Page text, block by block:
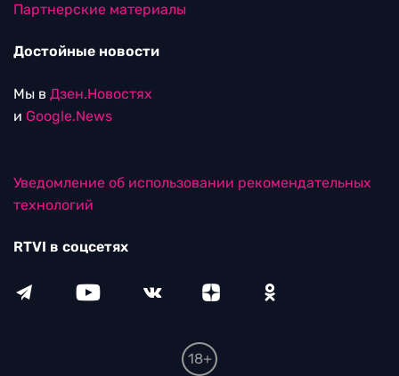
Партнерские материалы
Достойные новости
Мы в Дзен.Новостях
и Google.News
Уведомление об использовании рекомендательных
технологий
RTVI в соцсетях
18+